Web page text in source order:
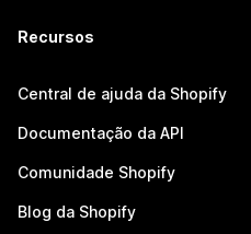
Recursos
Central de ajuda da Shopify
Documentação da API
Comunidade Shopify
Blog da Shopify